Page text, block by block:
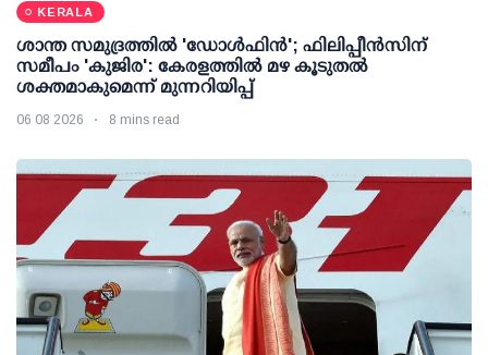
KERALA
ശാന്ത സമുദ്രത്തില്‍ 'ഡോള്‍ഫിന്‍'; ഫിലിപ്പീന്‍സിന്
സമീപം 'കുജിര': കേരളത്തില്‍ മഴ കൂടുതല്‍
ശക്തമാകുമെന്ന് മുന്നറിയിപ്പ്
06 08 2026 8 mins read